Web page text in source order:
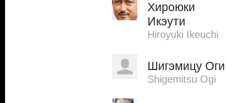
Хироюки
Икэути
Hiroyuki Ikeuchi
Шигэмицу Оги
Shigemitsu Ogi